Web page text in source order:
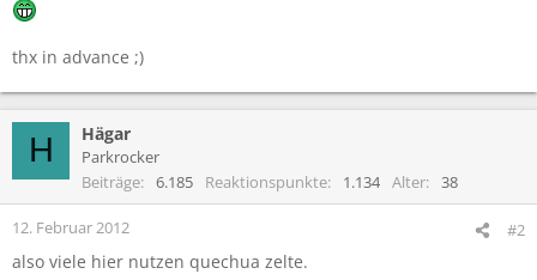
thx in advance ;)
H Hägar
Parkrocker
Beiträge
6.185 Reaktionspunkte 1.134 Alter 38
12. Februar 2012 #2
also viele hier nutzen quechua zelte.